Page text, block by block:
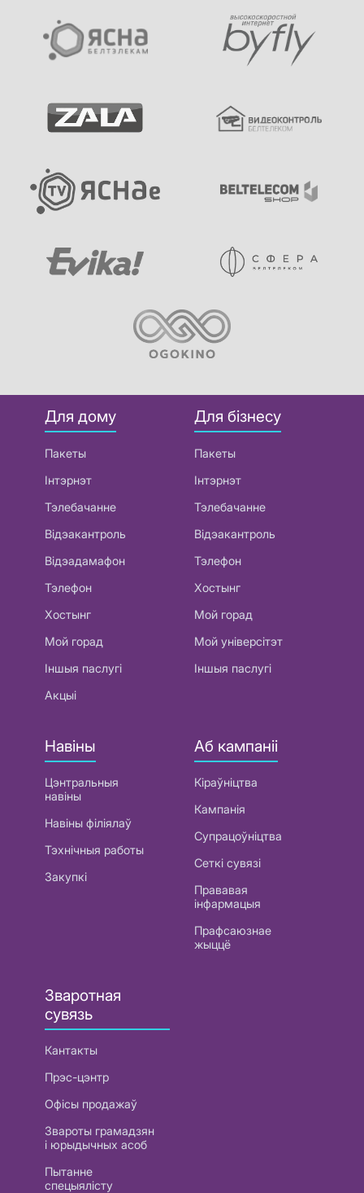
Для дому
Пакеты
Інтэрнэт
Тэлебачанне
Відэакантроль
Відэадамафон
Тэлефон
Хостынг
Мой горад
Іншыя паслугі
Акцыі
Для бізнесу
Пакеты
Інтэрнэт
Тэлебачанне
Відэакантроль
Тэлефон
Хостынг
Мой горад
Мой універсітэт
Іншыя паслугі
Навіны
Цэнтральныя
навіны
Навіны філіялаў
Тэхнічныя работы
Закупкі
Аб кампаніі
Кіраўніцтва
Кампанія
Супрацоўніцтва
Сеткі сувязі
Прававая
інфармацыя
Прафсаюзнае
жыццё
Зваротная
сувязь
Кантакты
Прэс-цэнтр
Офісы продажаў
Звароты грамадзян
і юрыдычных асоб
Пытанне
спецыялісту